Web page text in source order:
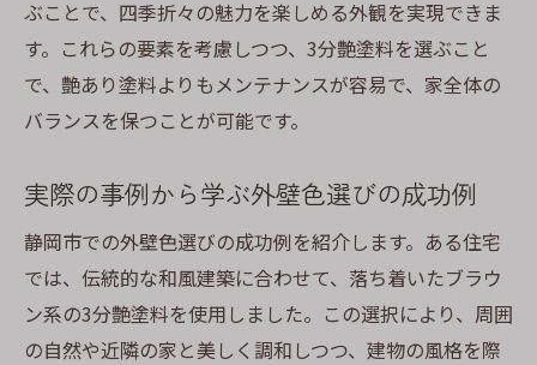
ぶことで、四季折々の魅力を楽しめる外観を実現できま
す。これらの要素を考慮しつつ、3分艶塗料を選ぶこと
で、艶あり塗料よりもメンテナンスが容易で、家全体の
バランスを保つことが可能です。
実際の事例から学ぶ外壁色選びの成功例
静岡市での外壁色選びの成功例を紹介します。ある住宅
では、伝統的な和風建築に合わせて、落ち着いたブラウ
ン系の3分艶塗料を使用しました。この選択により、周囲
の自然や近隣の家と美しく調和しつつ、建物の風格を際